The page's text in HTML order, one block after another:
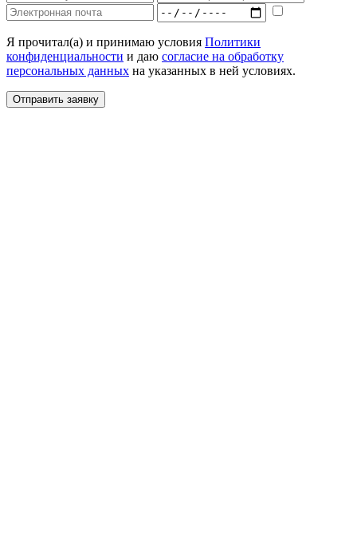
Я прочитал(а) и принимаю условия Политики
конфиденциальности и даю согласие на обработку
персональных данных на указанных в ней условиях.
Отправить заявку